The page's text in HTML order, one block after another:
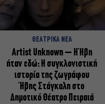
ΘΕΑΤΡΙΚΑ ΝΕΑ
Artist Unknown – Η Ήβη
ήταν εδώ: Η συγκλονιστική
ιστορία της ζωγράφου
Ήβης Στάγκαλη στο
Δημοτικό Θέατρο Πειραιά